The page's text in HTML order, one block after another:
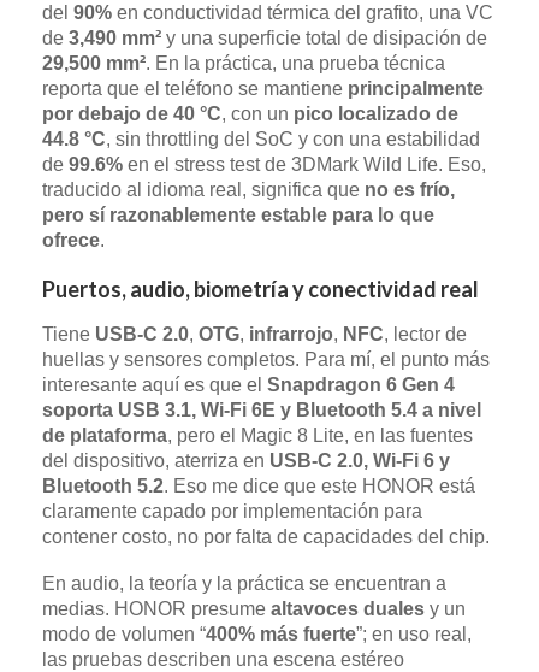
del 90% en conductividad térmica del grafito, una VC
de 3,490 mm² y una superficie total de disipación de
29,500 mm². En la práctica, una prueba técnica
reporta que el teléfono se mantiene principalmente
por debajo de 40 °C, con un pico localizado de
44.8 °C, sin throttling del SoC y con una estabilidad
de 99.6% en el stress test de 3DMark Wild Life. Eso,
traducido al idioma real, significa que no es frío,
pero sí razonablemente estable para lo que
ofrece.
Puertos, audio, biometría y conectividad real
Tiene USB-C 2.0, OTG, infrarrojo, NFC, lector de
huellas y sensores completos. Para mí, el punto más
interesante aquí es que el Snapdragon 6 Gen 4
soporta USB 3.1, Wi‑Fi 6E y Bluetooth 5.4 a nivel
de plataforma, pero el Magic 8 Lite, en las fuentes
del dispositivo, aterriza en USB-C 2.0, Wi‑Fi 6 y
Bluetooth 5.2. Eso me dice que este HONOR está
claramente capado por implementación para
contener costo, no por falta de capacidades del chip.
En audio, la teoría y la práctica se encuentran a
medias. HONOR presume altavoces duales y un
modo de volumen “400% más fuerte”; en uso real,
las pruebas describen una escena estéreo